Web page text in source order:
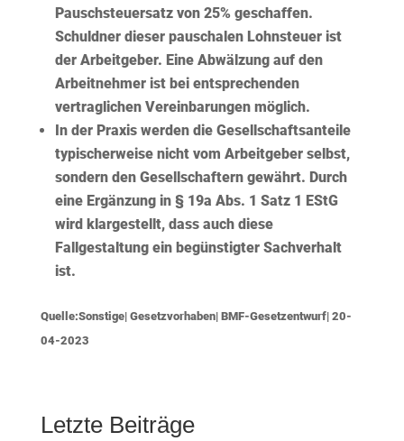
Pauschsteuersatz von 25%geschaffen.
Schuldner dieser pauschalen Lohnsteuer ist
der Arbeitgeber. Eine Abwälzung auf den
Arbeitnehmer ist bei entsprechenden
vertraglichen Vereinbarungen möglich.
In der Praxis werden die Gesellschaftsanteile
typischerweise nicht vom Arbeitgeber selbst,
sondern den Gesellschaftern gewährt. Durch
eine Ergänzung in § 19a Abs. 1 Satz 1 EStG
wird klargestellt, dass auch diese
Fallgestaltung ein begünstigter Sachverhalt
ist.
Quelle:Sonstige| Gesetzvorhaben| BMF-Gesetzentwurf| 20-
04-2023
Letzte Beiträge